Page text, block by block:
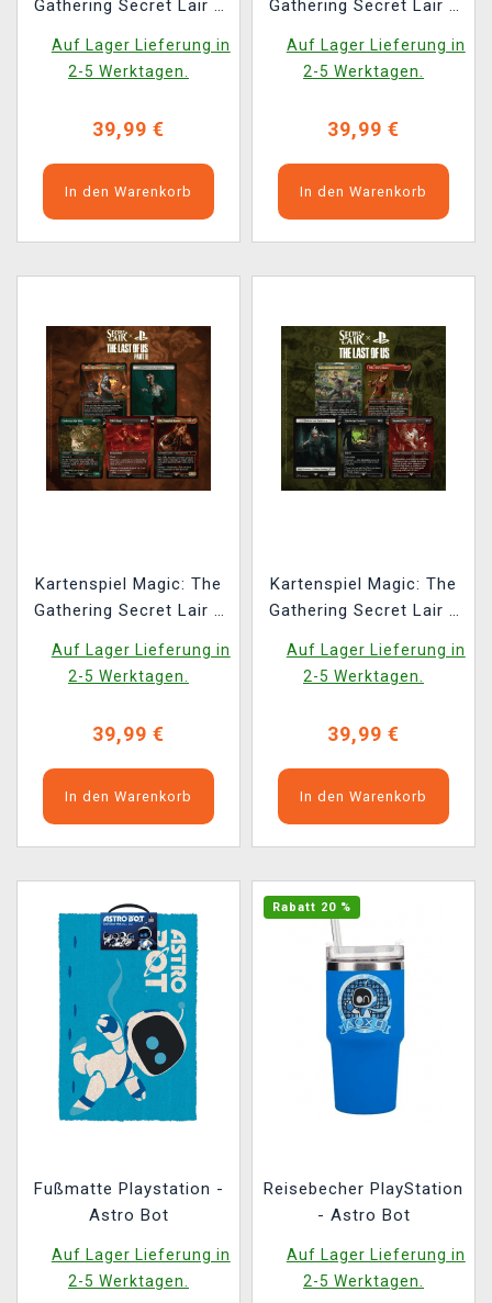
Gathering Secret Lair x
(ENGLISCHE VERSION)
Auf Lager Lieferung in
2-5 Werktagen.
39,99 €
In den Warenkorb
Gathering Secret Lair x
VERSION)
Auf Lager Lieferung in
2-5 Werktagen.
39,99 €
In den Warenkorb
Kartenspiel Magic: The
Gathering Secret Lair x
(ENGLISCHE VERSION)
Auf Lager Lieferung in
2-5 Werktagen.
39,99 €
In den Warenkorb
Kartenspiel Magic: The
Gathering Secret Lair x
(ENGLISCHE VERSION)
Auf Lager Lieferung in
2-5 Werktagen.
39,99 €
In den Warenkorb
Fußmatte Playstation -
Astro Bot
Auf Lager Lieferung in
2-5 Werktagen.
Rabatt 20 %
Reisebecher PlayStation
- Astro Bot
Auf Lager Lieferung in
2-5 Werktagen.